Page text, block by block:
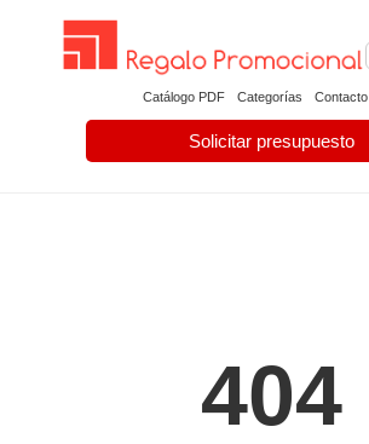
Catálogo PDF Categorías Contacto
Solicitar presupuesto
404